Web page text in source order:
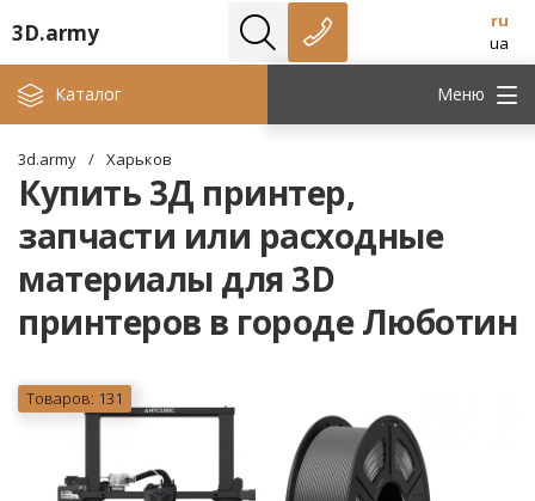
3D.army
ru
ua
Каталог Меню
3d.army / Харьков
Купить 3Д принтер,
запчасти или расходные
материалы для 3D
принтеров в городе Люботин
Товаров: 131